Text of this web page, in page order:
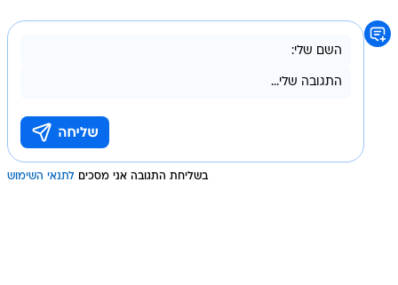
בשליחת התגובה אני מסכים לתנאי השימוש